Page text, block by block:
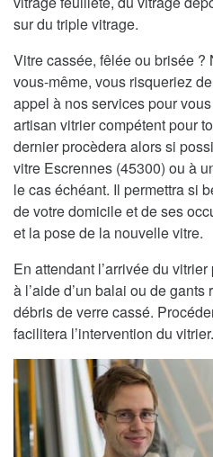
sur du triple vitrage.
Vitre cassée, fêlée ou brisée ?
vous-même, vous risqueriez
appel à nos services pour
artisan vitrier compétent pour
dernier procèdera alors si
vitre Escrennes (45300) ou à
le cas échéant. Il permettra si
de votre domicile et de ses
et la pose de la nouvelle vitre.
En attendant l’arrivée du
à l’aide d’un balai ou de
débris de verre cassé.
facilitera l’intervention du vitrier.